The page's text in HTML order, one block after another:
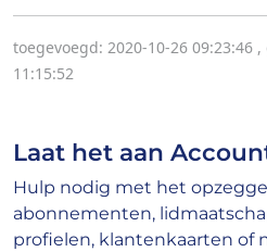
toegevoegd: 2020-10-26 09:23:46 ,
11:15:52
Laat het aan
Hulp nodig met het
abonnementen,
profielen, klantenkaarten of